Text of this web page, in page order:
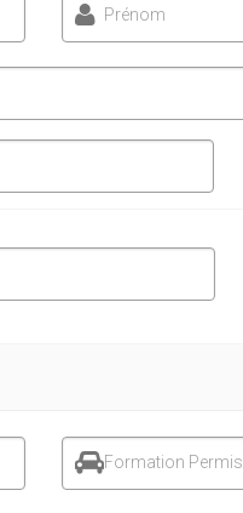
Prénom
Formation Permis